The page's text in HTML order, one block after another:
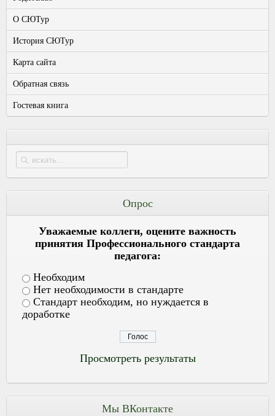
О СЮТур
История СЮТур
Карта сайта
Обратная связь
Гостевая книга
Опрос
Уважаемые коллеги, оцените важность
принятия Профессионального стандарта
педагога:
Необходим
Нет необходимости в стандарте
Стандарт необходим, но нуждается в
доработке
Просмотреть результаты
Мы ВКонтакте